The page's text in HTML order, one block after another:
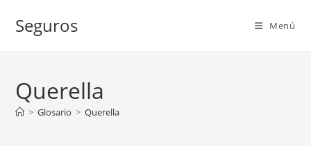
Seguros Menú
Querella
> Glosario > Querella